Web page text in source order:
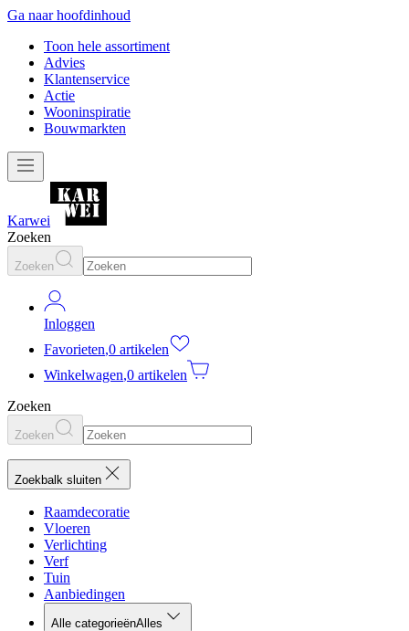
Ga naar hoofdinhoud
Toon hele assortiment
Advies
Klantenservice
Actie
Wooninspiratie
Bouwmarkten
Karwei
Zoeken
Zoeken
Inloggen
Favorieten,0 artikelen
Winkelwagen,0 artikelen
Zoeken
Zoeken
Zoekbalk sluiten
Raamdecoratie
Vloeren
Verlichting
Verf
Tuin
Aanbiedingen
Alle categorieënAlles